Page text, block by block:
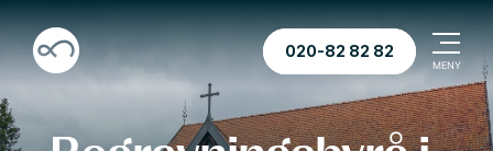
020-82 82 82